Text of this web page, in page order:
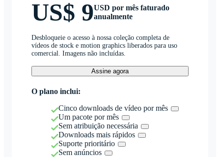
US$ 9USD por mês faturado
anualmente
Desbloqueie o acesso à nossa coleção completa de
vídeos de stock e motion graphics liberados para uso
comercial. Imagens não incluídas.
Assine agora
O plano inclui:
Cinco downloads de vídeo por mês
Um pacote por mês
Sem atribuição necessária
Downloads mais rápidos
Suporte prioritário
Sem anúncios